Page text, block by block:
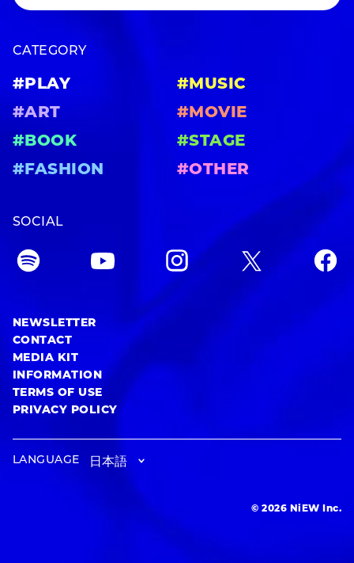
CATEGORY
#PLAY
#MUSIC
#ART
#MOVIE
#BOOK
#STAGE
#FASHION
#OTHER
SOCIAL
NEWSLETTER
CONTACT
MEDIA KIT
INFORMATION
TERMS OF USE
PRIVACY POLICY
LANGUAGE
© 2026 NiEW Inc.